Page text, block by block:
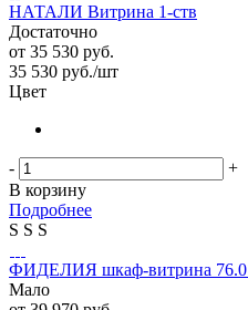
НАТАЛИ Витрина 1-ств
Достаточно
от 35 530 руб.
35 530 руб./шт
Цвет
-
+
В корзину
Подробнее
S S S
ФИДЕЛИЯ шкаф-витрина
Мало